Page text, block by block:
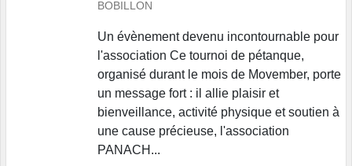
BOBILLON
Un évènement devenu incontournable pour
l'association Ce tournoi de pétanque,
organisé durant le mois de Movember, porte
un message fort : il allie plaisir et
bienveillance, activité physique et soutien à
une cause précieuse, l'association
PANACH...